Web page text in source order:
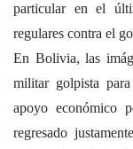
particular en el
regulares contra el
En Bolivia, las
militar golpista
apoyo económico
regresado